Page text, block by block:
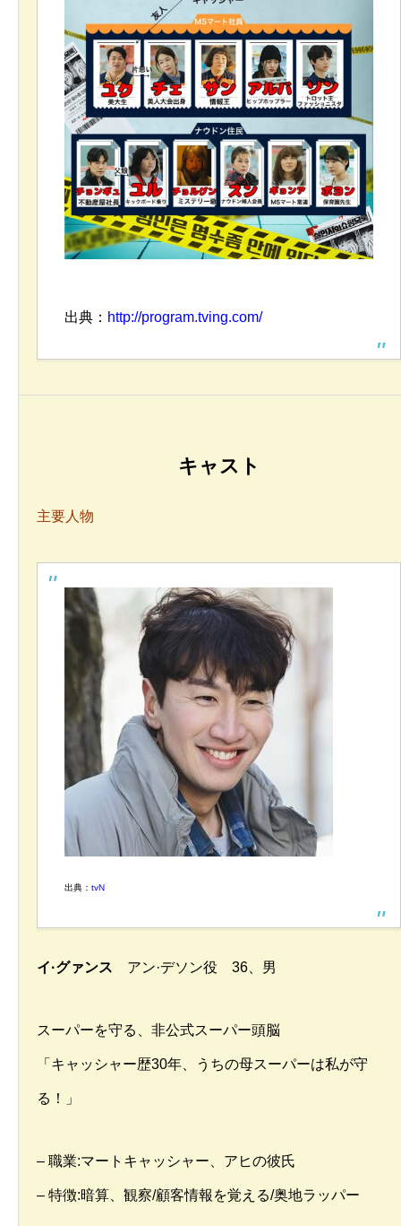
出典： http://program.tving.com/
キャスト
主要人物
出典： tvN
イ·グァンス アン·デソン役 36、男
スーパーを守る、非公式スーパー頭脳
「キャッシャー歴30年、うちの母スーパーは私が守
る！」
– 職業:マートキャッシャー、アヒの彼氏
– 特徴:暗算、観察/顧客情報を覚える/奥地ラッパー